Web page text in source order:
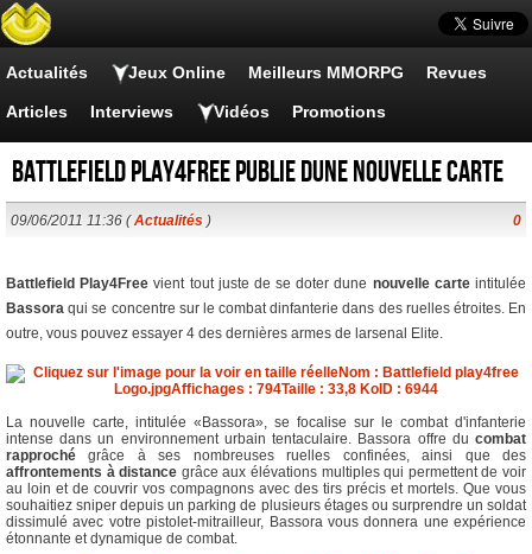
Actualités Jeux Online Meilleurs MMORPG Revues
Articles Interviews Vidéos Promotions
Battlefield Play4Free publie dune nouvelle carte
09/06/2011 11:36 (Actualités ) 0
Battlefield Play4Free vient tout juste de se doter dune nouvelle carteintitulée
Bassora qui se concentre sur le combat dinfanterie dans des ruelles étroites. En
outre, vous pouvez essayer 4 des dernières armes de larsenal Elite.
La nouvelle carte, intitulée «Bassora», se focalise sur le combat d'infanterie
intense dans un environnement urbain tentaculaire. Bassora offre du combat
rapproché grâce à ses nombreuses ruelles confinées, ainsi que des
affrontements à distance grâce aux élévations multiples qui permettent de voir
au loin et de couvrir vos compagnons avec des tirs précis et mortels. Que vous
souhaitiez sniper depuis un parking de plusieurs étages ou surprendre un soldat
dissimulé avec votre pistolet-mitrailleur, Bassora vous donnera une expérience
étonnante et dynamique de combat.